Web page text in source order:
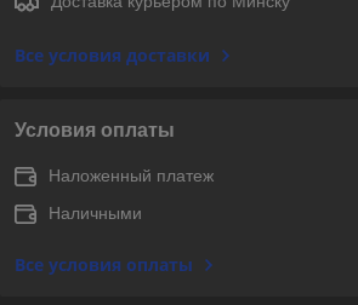
Все условия доставки
Условия оплаты
Наложенный платеж
Наличными
Все условия оплаты